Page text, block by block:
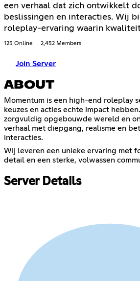
een verhaal dat zich ontwikkelt
beslissingen en interacties. Wij
roleplay-ervaring waarin
125 Online 2,452 Members
Join Server
ABOUT
Momentum is een high-end roleplay
keuzes en acties echte impact
zorgvuldig opgebouwde wereld en
verhaal met diepgang, realisme en
interacties.
Wij leveren een unieke ervaring met
detail en een sterke, volwassen
Server Details